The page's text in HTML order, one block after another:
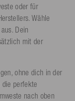
oder für
Wähle
Dein
mit der
ohne dich in der
die perfekte
nach oben